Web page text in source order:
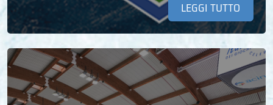
LEGGI TUTTO